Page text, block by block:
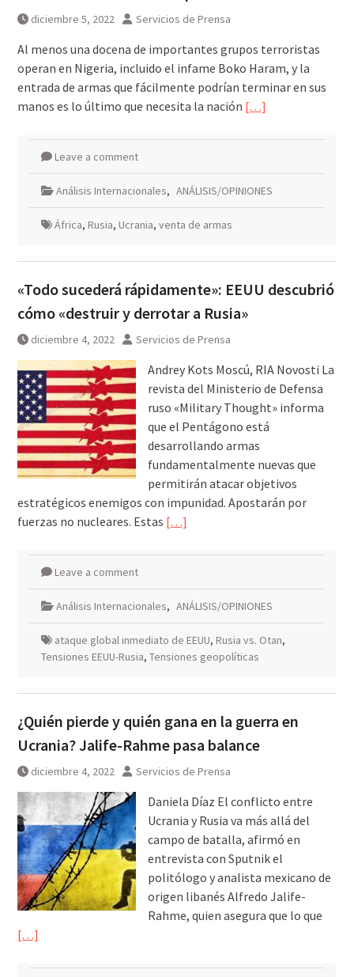
diciembre 5, 2022 Servicios de Prensa
Al menos una docena de importantes grupos terroristas
operan en Nigeria, incluido el infame Boko Haram, y la
entrada de armas que fácilmente podrían terminar en sus
manos es lo último que necesita la nación […]
Leave a comment
Análisis Internacionales, ANÁLISIS/OPINIONES
África, Rusia, Ucrania, venta de armas
«Todo sucederá rápidamente»: EEUU descubrió
cómo «destruir y derrotar a Rusia»
diciembre 4, 2022 Servicios de Prensa
Andrey Kots Moscú, RIA Novosti La
revista del Ministerio de Defensa
ruso «Military Thought» informa
que el Pentágono está
desarrollando armas
fundamentalmente nuevas que
permitirán atacar objetivos
estratégicos enemigos con impunidad. Apostarán por
fuerzas no nucleares. Estas […]
Leave a comment
Análisis Internacionales, ANÁLISIS/OPINIONES
ataque global inmediato de EEUU, Rusia vs. Otan,
Tensiones EEUU-Rusia, Tensiones geopolíticas
¿Quién pierde y quién gana en la guerra en
Ucrania? Jalife-Rahme pasa balance
diciembre 4, 2022 Servicios de Prensa
Daniela Díaz El conflicto entre
Ucrania y Rusia va más allá del
campo de batalla, afirmó en
entrevista con Sputnik el
politólogo y analista mexicano de
origen libanés Alfredo Jalife-
Rahme, quien asegura que lo que
[…]